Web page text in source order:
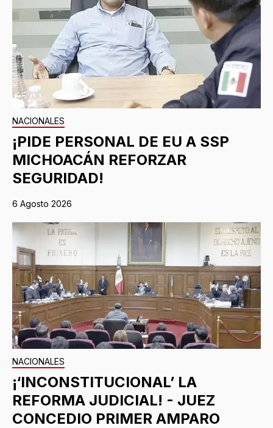
NACIONALES
¡PIDE PERSONAL DE EU A SSP
MICHOACÁN REFORZAR
SEGURIDAD!
6 Agosto 2026
NACIONALES
¡‘INCONSTITUCIONAL’ LA
REFORMA JUDICIAL! - JUEZ
CONCEDIO PRIMER AMPARO